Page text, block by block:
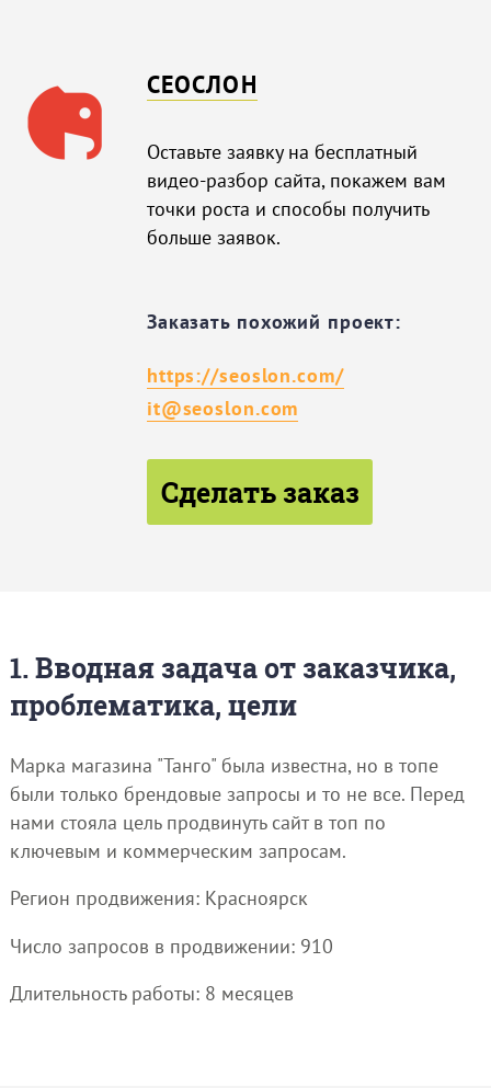
СЕОСЛОН
Оставьте заявку на бесплатный
видео-разбор сайта, покажем вам
точки роста и способы получить
больше заявок.
Заказать похожий проект:
https://seoslon.com/
it@seoslon.com
Сделать заказ
1. Вводная задача от заказчика,
проблематика, цели
Марка магазина "Танго" была известна, но в топе
были только брендовые запросы и то не все. Перед
нами стояла цель продвинуть сайт в топ по
ключевым и коммерческим запросам.
Регион продвижения: Красноярск
Число запросов в продвижении: 910
Длительность работы: 8 месяцев